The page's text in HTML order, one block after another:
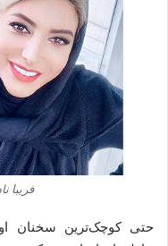
فریبا
حتی کوچک‌ترین سخنان او